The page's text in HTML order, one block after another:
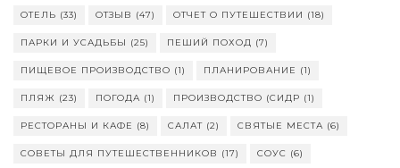
ОТЕЛЬ (33) ОТЗЫВ (47) ОТЧЕТ О ПУТЕШЕСТВИИ (18)
ПАРКИ И УСАДЬБЫ (25) ПЕШИЙ ПОХОД (7)
ПИЩЕВОЕ ПРОИЗВОДСТВО (1) ПЛАНИРОВАНИЕ (1)
ПЛЯЖ (23) ПОГОДА (1) ПРОИЗВОДСТВО (СИДР (1)
РЕСТОРАНЫ И КАФЕ (8) САЛАТ (2) СВЯТЫЕ МЕСТА (6)
СОВЕТЫ ДЛЯ ПУТЕШЕСТВЕННИКОВ (17) СОУС (6)